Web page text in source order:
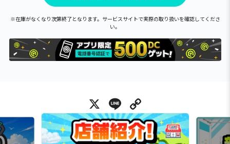
※在庫がなくなり次第終了となります。サービスサイトで実際の取り扱いを確認してくださ
い。
X Line